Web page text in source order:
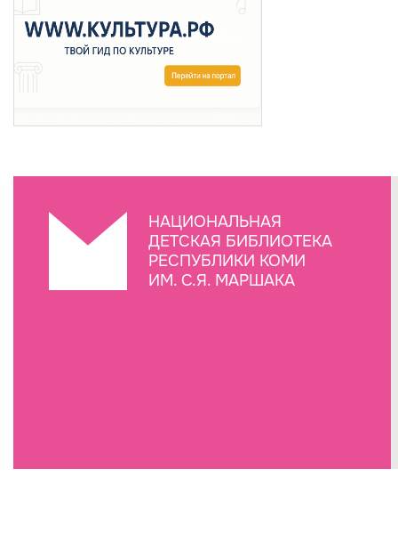
НАЦИОНАЛЬНАЯ
ДЕТСКАЯ БИБЛИОТЕКА
РЕСПУБЛИКИ КОМИ
ИМ. С.Я. МАРШАКА